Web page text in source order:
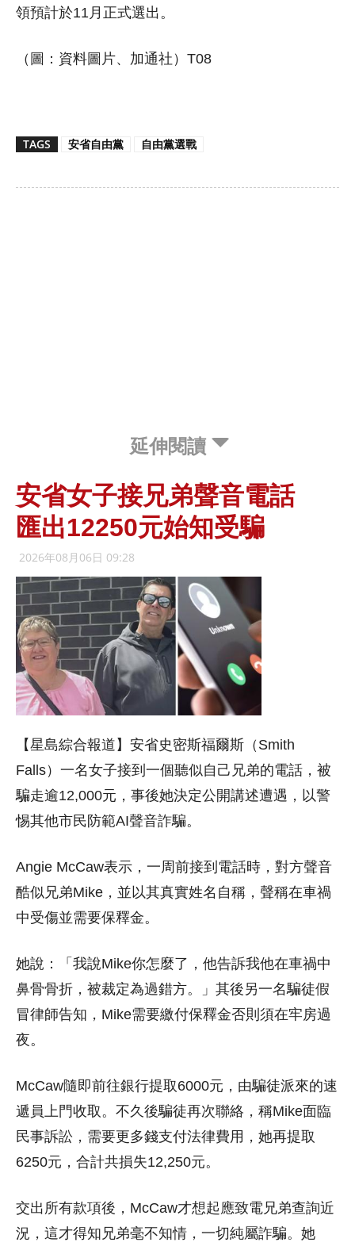
領預計於11月正式選出。
（圖：資料圖片、加通社）T08
TAGS 安省自由黨 自由黨選戰
延伸閱讀
安省女子接兄弟聲音電話
匯出12250元始知受騙
2026年08月06日 09:28
【星島綜合報道】安省史密斯福爾斯（Smith
Falls）一名女子接到一個聽似自己兄弟的電話，被
騙走逾12,000元，事後她決定公開講述遭遇，以警
惕其他市民防範AI聲音詐騙。
Angie McCaw表示，一周前接到電話時，對方聲音
酷似兄弟Mike，並以其真實姓名自稱，聲稱在車禍
中受傷並需要保釋金。
她說：「我說Mike你怎麼了，他告訴我他在車禍中
鼻骨骨折，被裁定為過錯方。」其後另一名騙徒假
冒律師告知，Mike需要繳付保釋金否則須在牢房過
夜。
McCaw隨即前往銀行提取6000元，由騙徒派來的速
遞員上門收取。不久後騙徒再次聯絡，稱Mike面臨
民事訴訟，需要更多錢支付法律費用，她再提取
6250元，合計共損失12,250元。
交出所有款項後，McCaw才想起應致電兄弟查詢近
況，這才得知兄弟毫不知情，一切純屬詐騙。她